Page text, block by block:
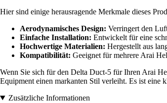
Hier sind einige herausragende Merkmale dieses
Aerodynamisches Design: Verringert den
Einfache Installation: Entwickelt für eine
Hochwertige Materialien: Hergestellt aus
Kompatibilität: Geeignet für mehrere Arai
Wenn Sie sich für den Delta Duct-5 für Ihren Arai
Equipment einen markanten Stil verleiht. Es ist eine
Zusätzliche Informationen